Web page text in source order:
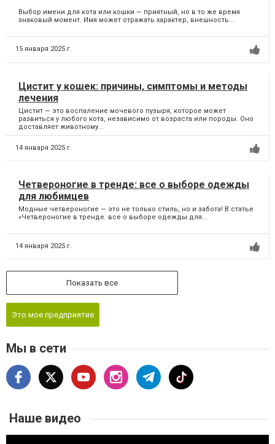
Выбор имени для кота или кошки — приятный, но в то же время
знаковый момент. Имя может отражать характер, внешность...
15 января 2025 г.
Цистит у кошек: причины, симптомы и методы
лечения
Цистит — это воспаление мочевого пузыря, которое может
развиться у любого кота, независимо от возраста или породы. Оно
доставляет животному...
14 января 2025 г.
Четвероногие в тренде: все о выборе одежды
для любимцев
Модные четвероногие — это не только стиль, но и забота! В статье
«Четвероногие в тренде: все о выборе одежды для...
14 января 2025 г.
Показать все
Это мое предприятие
Мы в сети
Наше видео